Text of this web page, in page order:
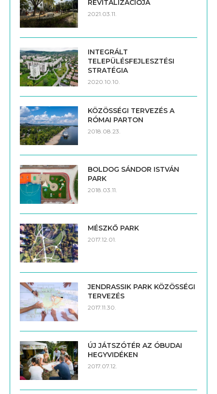
REVITALIZÁCIÓJA
2021.03.11.
INTEGRÁLT
TELEPÜLÉSFEJLESZTÉSI
STRATÉGIA
2020.10.10.
KÖZÖSSÉGI TERVEZÉS A
RÓMAI PARTON
2018.08.23.
BOLDOG SÁNDOR ISTVÁN
PARK
2018.03.11.
MÉSZKŐ PARK
2017.12.01.
JENDRASSIK PARK KÖZÖSSÉGI
TERVEZÉS
2017.11.30.
ÚJ JÁTSZÓTÉR AZ ÓBUDAI
HEGYVIDÉKEN
2017.07.12.